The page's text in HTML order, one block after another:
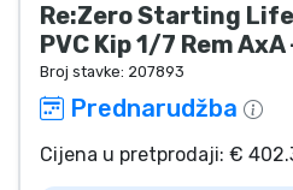
Re:Zero Starting
PVC Kip 1/7 Rem
Broj stavke: 207893
Prednarudžba
Cijena u pretprodaji: €
Vrste proizvoda
Marke